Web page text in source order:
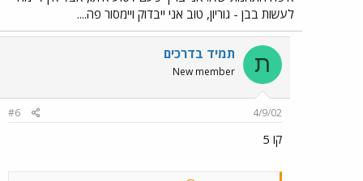
לעשות בבן - גוריון, טוב אני ייבדוק ויימסור פה....
ת תמיד בדרכים
New member
4/9/02
#6
קו 5